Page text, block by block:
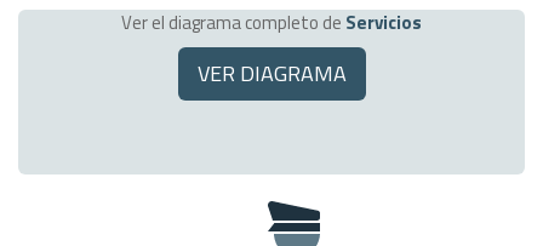
Ver el diagrama completo de Servicios
VER DIAGRAMA